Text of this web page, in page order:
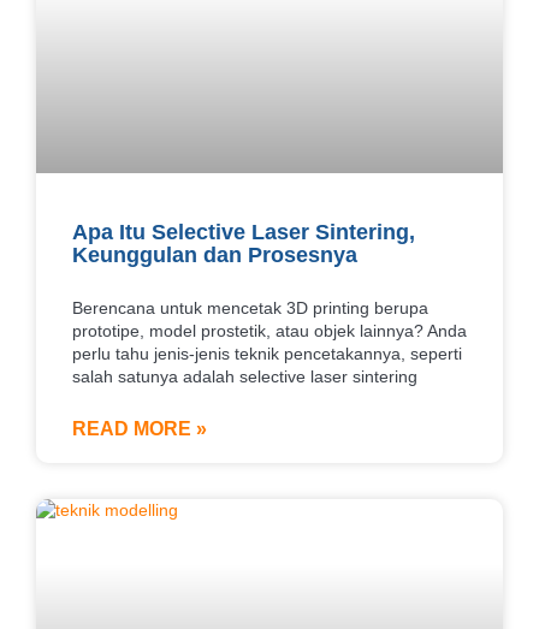
Apa Itu Selective Laser Sintering,
Keunggulan dan Prosesnya
Berencana untuk mencetak 3D printing berupa
prototipe, model prostetik, atau objek lainnya? Anda
perlu tahu jenis-jenis teknik pencetakannya, seperti
salah satunya adalah selective laser sintering
READ MORE »